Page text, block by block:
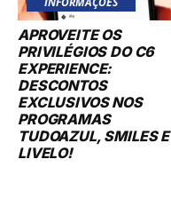
APROVEITE OS
PRIVILÉGIOS DO C6
EXPERIENCE:
DESCONTOS
EXCLUSIVOS NOS
PROGRAMAS
TUDOAZUL, SMILES E
LIVELO!